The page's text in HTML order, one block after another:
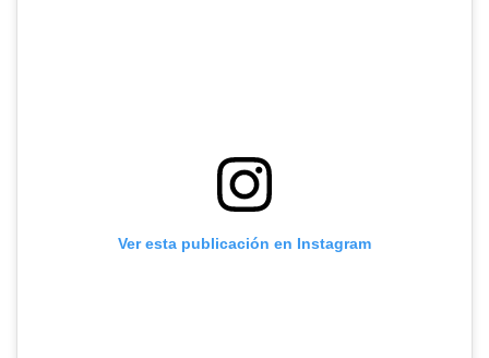
Ver esta publicación en Instagram